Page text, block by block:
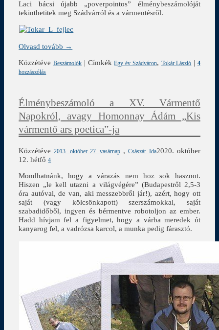
Laci bácsi újabb „poverpointos” élménybeszámolóját
tekinthetitek meg Szádvárról és a vármentésről.
Olvasd tovább →
Közzétéve Beszámolók | Címkék Egy év Szádváron, Tokár László | 4
hozzászólás
Élménybeszámoló a XV. Vármentő
Napokról, avagy Homonnay Ádám „Kis
vármentő ars poetica”-ja
Közzétéve2013. október 27. vasárnap ,Császár Ida2020. október
12. hétfő 4
Mondhatnánk, hogy a várazás nem hoz sok hasznot.
Hiszen „le kell utazni a világvégére” (Budapestről 2,5-3
óra autóval, de van, aki messzebbről jár!), azért, hogy ott
saját (vagy kölcsönkapott) szerszámokkal, saját
szabadidőből, ingyen és bérmentve robotoljon az ember.
Hadd hívjam fel a figyelmet, hogy a várba meredek út
kanyarog fel, a vadrózsa karcol, a munka pedig fárasztó.